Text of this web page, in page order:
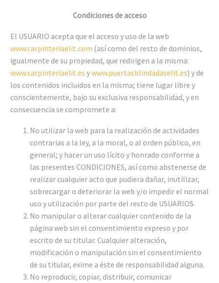
Condiciones de acceso
El USUARIO acepta que el acceso y uso de la web
www.carpinteriaelit.com (así como del resto de dominios,
igualmente de su propiedad, que redirigen a la misma:
www.carpinteriaelit.es ywww.puertasblindadaselit.es) y de
los contenidos incluidos en la misma; tiene lugar libre y
conscientemente, bajo su exclusiva responsabilidad, y en
consecuencia se compromete a:
No utilizar la web para la realización de actividades
contrarias a la ley, a la moral, o al orden público, en
general; y hacer un uso lícito y honrado conforme a
las presentes CONDICIONES, así como abstenerse de
realizar cualquier acto que pudiera dañar, inutilizar,
sobrecargar o deteriorar la web y/o impedir el normal
uso y utilización por parte del resto de USUARIOS.
No manipular o alterar cualquier contenido de la
página web sin el consentimiento expreso y por
escrito de su titular. Cualquier alteración,
modificación o manipulación sin el consentimiento
de su titular, exime a éste de responsabilidad alguna.
No reproducir, copiar, distribuir, comunicar